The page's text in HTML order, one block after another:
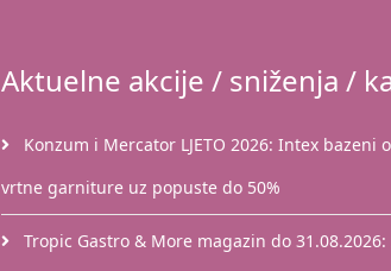
Aktuelne akcije / sniženja /
Konzum i Mercator LJETO 2026: Intex bazeni
vrtne garniture uz popuste do 50%
Tropic Gastro & More magazin do